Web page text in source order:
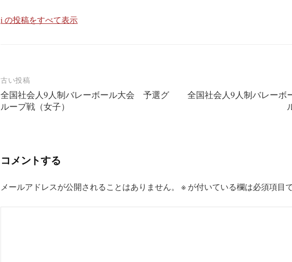
i の投稿をすべて表示
投
稿
ー
シ
古い投稿
全国社会人9人制バレーボール大会 予選グ
ループ戦（女子）
全国社会人9人制バレー
コメントする
メールアドレスが公開されることはありません。 ※ が付いている欄は必須項目